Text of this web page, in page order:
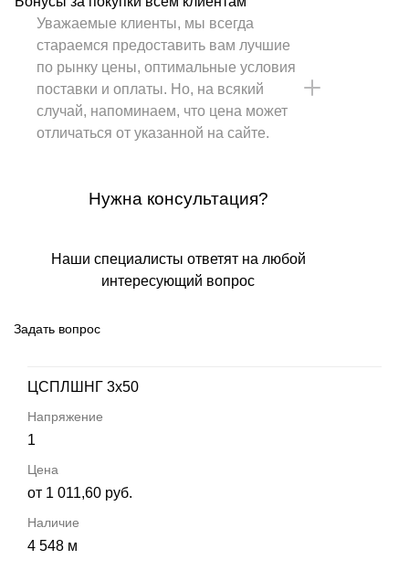
Уважаемые клиенты, мы всегда
стараемся предоставить вам лучшие
по рынку цены, оптимальные условия
поставки и оплаты. Но, на всякий
случай, напоминаем, что цена может
отличаться от указанной на сайте.
Нужна консультация?
Наши специалисты ответят на любой
интересующий вопрос
Задать вопрос
ЦСПЛШНГ 3х50
1
от 1 011,60 руб.
4 548 м